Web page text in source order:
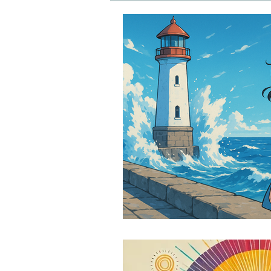
sophrologie méditation
lacher prise
Technique de ressourcement